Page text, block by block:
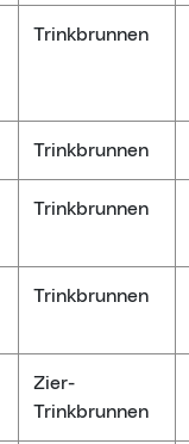
Trinkbrunnen
Trinkbrunnen
Trinkbrunnen
Trinkbrunnen
Zier-
Trinkbrunnen